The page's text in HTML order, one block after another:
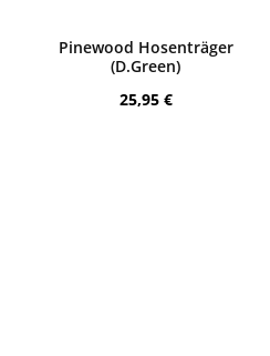
Pinewood Hosenträger
(D.Green)
Regulärer Preis:
25,95 €